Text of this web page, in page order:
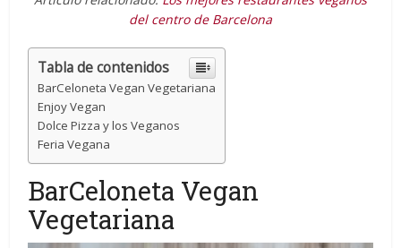
del centro de Barcelona
Tabla de contenidos
BarCeloneta Vegan Vegetariana
Enjoy Vegan
Dolce Pizza y los Veganos
Feria Vegana
BarCeloneta Vegan
Vegetariana